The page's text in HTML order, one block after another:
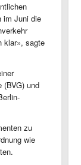
im Juni die
klar», sagte
(BVG) und
zu
wie